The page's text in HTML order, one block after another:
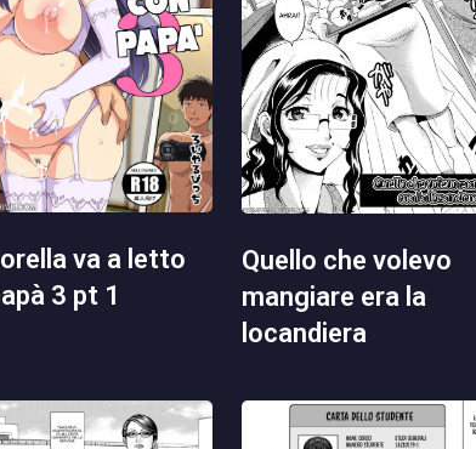
3 pt 1
quello che volevo
mangiare era la
locandiera